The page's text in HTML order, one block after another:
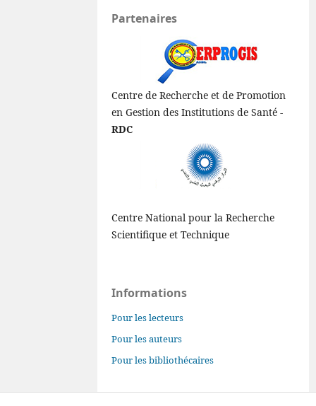
Partenaires
Centre de Recherche et de Promotion
en Gestion des Institutions de Santé -
RDC
Centre National pour la Recherche
Scientifique et Technique
Informations
Pour les lecteurs
Pour les auteurs
Pour les bibliothécaires